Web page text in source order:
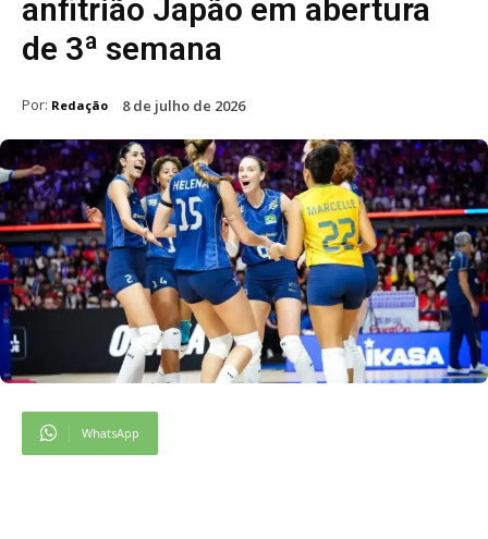
anfitrião Japão em abertura
de 3ª semana
Por: Redação 8 de julho de 2026
WhatsApp